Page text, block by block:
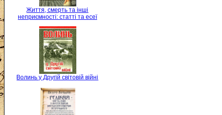
Життя, смерть та інші
неприємності: статті та есеї
Волинь у Другій світовій війні